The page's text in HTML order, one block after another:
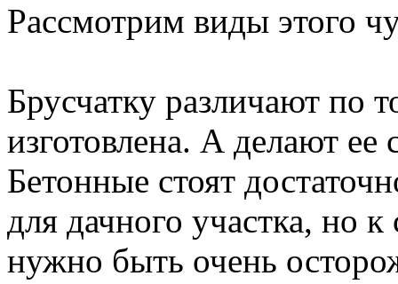
Рассмотрим виды этого
Брусчатку различают по
изготовлена. А делают ее
Бетонные стоят
для дачного участка, но
нужно быть очень